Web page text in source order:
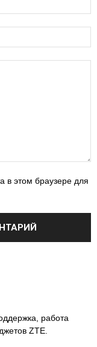
в этом браузере для
работа
ZTE.